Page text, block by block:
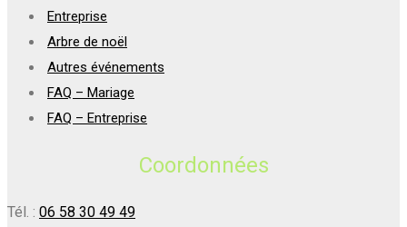
Entreprise
Arbre de noël
Autres événements
FAQ – Mariage
FAQ – Entreprise
Coordonnées
Tél. : 06 58 30 49 49